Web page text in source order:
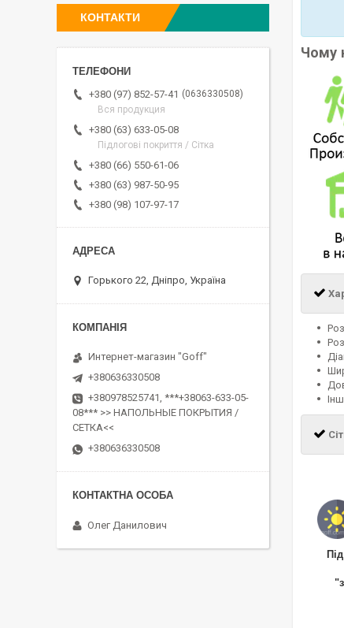
Чому
КОНТАКТИ
+380 (97) 852-57-41
0636330508
Вся продукция
+380 (63) 633-05-08
Підлогові покриття / Сітка
+380 (66) 550-61-06
+380 (63) 987-50-95
+380 (98) 107-97-17
Горького 22, Дніпро, Україна
Интернет-магазин "Goff"
+380636330508
+380978525741, ***+38063-633-05-
08*** >> НАПОЛЬНЫЕ ПОКРЫТИЯ /
СЕТКА<<
+380636330508
Олег Данилович